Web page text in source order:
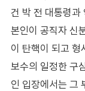
건 박 전 대통령과
본인이 공직자 신
이 탄핵이 되고 형
보수의 일정한 구
인 입장에서는 그